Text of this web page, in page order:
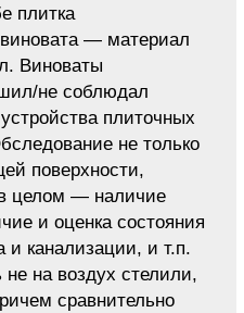
плитка
— материал
Виноваты
не соблюдал
плиточных
не только
поверхности,
целом — наличие
и оценка состояния
и канализации, и т.п.
не на воздух стелили,
сравнительно